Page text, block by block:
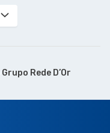
Grupo Rede D’Or